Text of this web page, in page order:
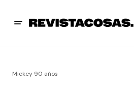
Mickey 90 años